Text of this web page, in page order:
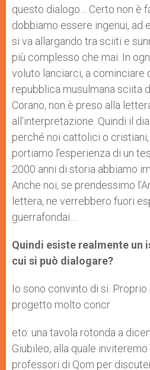
questo dialogo… Certo non è
dobbiamo essere ingenui, ad
si va allargando tra sciiti e
più complesso che mai. In
voluto lanciarci, a cominciare
repubblica musulmana sciita
Corano, non è preso alla
all’interpretazione. Quindi il
perché noi cattolici o
portiamo l’esperienza di un
2000 anni di storia abbiamo
Anche noi, se prendessimo
lettera, ne verrebbero fuori
guerrafondai…
Quindi esiste realmente un
cui si può dialogare?
Io sono convinto di si.
progetto molto concr
eto: una tavola rotonda a
Giubileo, alla quale inviteremo
professori di Qom per